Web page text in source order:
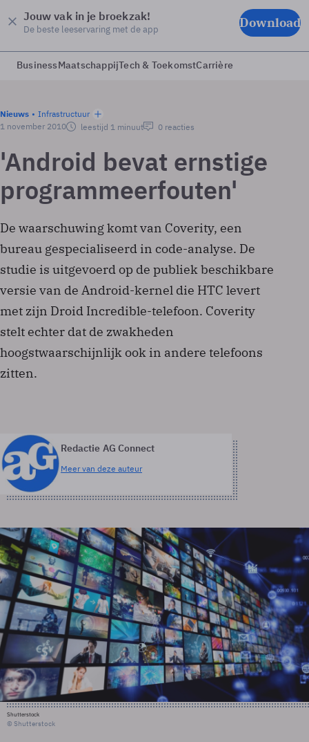
Jouw vak in je broekzak!
De beste leeservaring met de app Download
BusinessMaatschappijTech & ToekomstCarrière
Nieuws
Infrastructuur
1 november 2010
leestijd 1 minuut 0 reacties
'Android bevat ernstige
programmeerfouten'
De waarschuwing komt van Coverity, een
bureau gespecialiseerd in code-analyse. De
studie is uitgevoerd op de publiek beschikbare
versie van de Android-kernel die HTC levert
met zijn Droid Incredible-telefoon. Coverity
stelt echter dat de zwakheden
hoogstwaarschijnlijk ook in andere telefoons
zitten.
Redactie AG Connect
Meer van deze auteur
Shutterstock
© Shutterstock